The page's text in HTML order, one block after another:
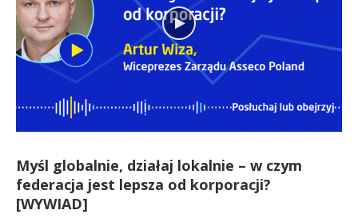
Myśl globalnie, działaj lokalnie – w czym
federacja jest lepsza od korporacji?
[WYWIAD]